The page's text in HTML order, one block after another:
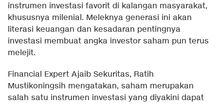
instrumen investasi favorit di kalangan masyarakat,
khususnya milenial. Meleknya generasi ini akan
literasi keuangan dan kesadaran pentingnya
investasi membuat angka investor saham pun terus
melejit.
Financial Expert Ajaib Sekuritas, Ratih
Mustikoningsih mengatakan, saham merupakan
salah satu instrumen investasi yang diyakini dapat